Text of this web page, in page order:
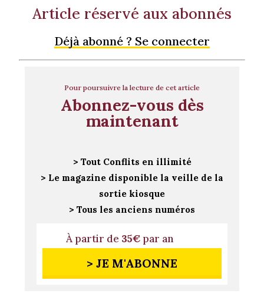
Article réservé aux abonnés
Déjà abonné ? Se connecter
Pour poursuivre la lecture de cet article
Abonnez-vous dès
maintenant
> Tout Conflits en illimité
> Le magazine disponible la veille de la
sortie kiosque
> Tous les anciens numéros
À partir de 35€par an
> JE M'ABONNE